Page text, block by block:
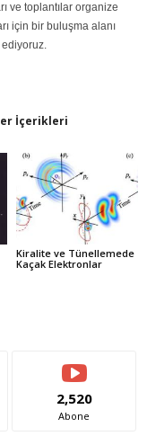
ve toplantılar organize
için bir buluşma alanı
İçerikleri
Kiralite ve Tünellemede
Kaçak Elektronlar
2,520
Abone